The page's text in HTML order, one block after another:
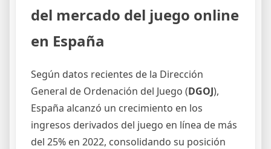
del mercado del juego online
en España
Según datos recientes de la Dirección
General de Ordenación del Juego (DGOJ),
España alcanzó un crecimiento en los
ingresos derivados del juego en línea de más
del 25% en 2022, consolidando su posición